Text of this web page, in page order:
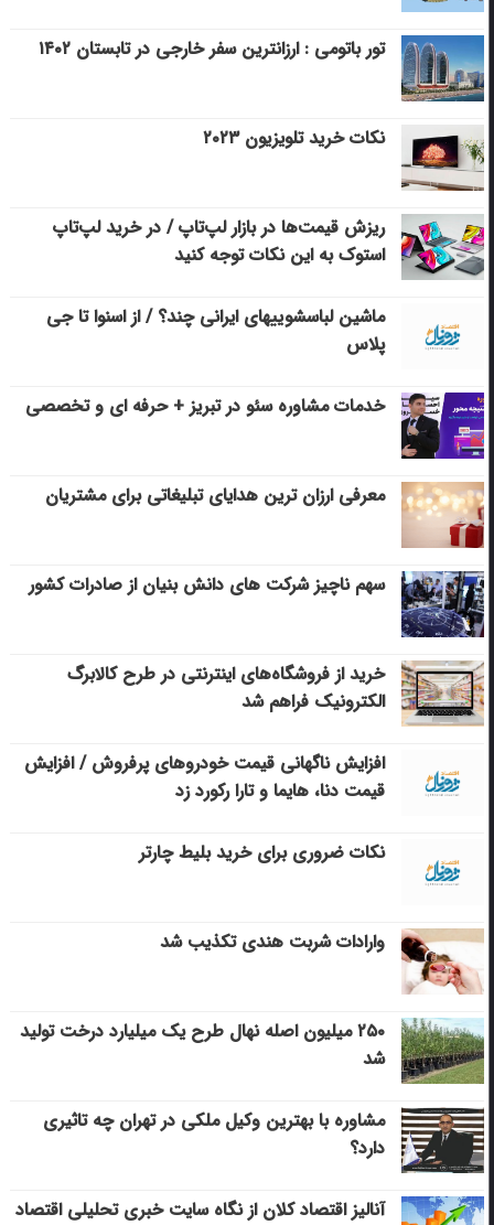
تور باتومی : ارزانترین سفر خارجی در تابستان ۱۴۰۲
نکات خرید تلویزیون ۲۰۲۳
ریزش قیمت‌ها در بازار لپ‌تاپ / در خرید لپ‌تاپ
استوک به این نکات توجه کنید
ماشین لباسشویی‎های ایرانی چند؟ / از اسنوا تا جی
پلاس
خدمات مشاوره سئو در تبریز + حرفه ای و تخصصی
معرفی ارزان ترین هدایای تبلیغاتی برای مشتریان
سهم ناچیز شرکت های دانش بنیان از صادرات کشور
خرید از فروشگاه‌های اینترنتی در طرح کالابرگ
الکترونیک فراهم شد
افزایش ناگهانی قیمت خودروهای پرفروش / افزایش
قیمت دنا، هایما و تارا رکورد زد
نکات ضروری برای خرید بلیط چارتر
وارادات شربت هندی تکذیب شد
۲۵۰ میلیون اصله نهال طرح یک میلیارد درخت تولید
شد
مشاوره با بهترین وکیل ملکی در تهران چه تاثیری
دارد؟
آنالیز اقتصاد کلان از نگاه سایت خبری تحلیلی اقتصاد